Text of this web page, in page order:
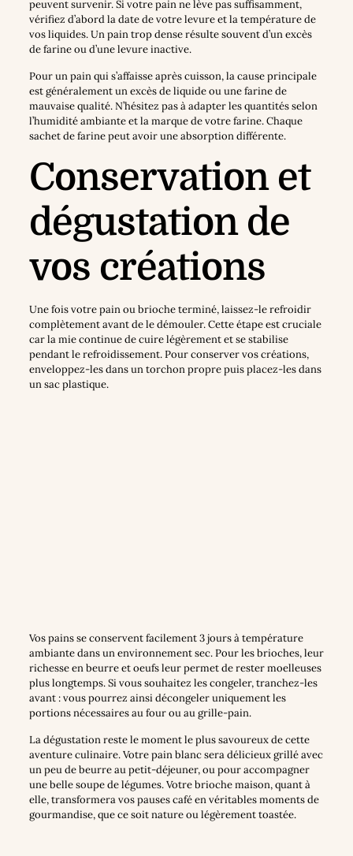
peuvent survenir. Si votre pain ne lève pas suffisamment,
vérifiez d’abord la date de votre levure et la température de
vos liquides. Un pain trop dense résulte souvent d’un excès
de farine ou d’une levure inactive.
Pour un pain qui s’affaisse après cuisson, la cause principale
est généralement un excès de liquide ou une farine de
mauvaise qualité. N’hésitez pas à adapter les quantités selon
l’humidité ambiante et la marque de votre farine. Chaque
sachet de farine peut avoir une absorption différente.
Conservation et
dégustation de
vos créations
Une fois votre pain ou brioche terminé, laissez-le refroidir
complètement avant de le démouler. Cette étape est cruciale
car la mie continue de cuire légèrement et se stabilise
pendant le refroidissement. Pour conserver vos créations,
enveloppez-les dans un torchon propre puis placez-les dans
un sac plastique.
Vos pains se conservent facilement 3 jours à température
ambiante dans un environnement sec. Pour les brioches, leur
richesse en beurre et oeufs leur permet de rester moelleuses
plus longtemps. Si vous souhaitez les congeler, tranchez-les
avant : vous pourrez ainsi décongeler uniquement les
portions nécessaires au four ou au grille-pain.
La dégustation reste le moment le plus savoureux de cette
aventure culinaire. Votre pain blanc sera délicieux grillé avec
un peu de beurre au petit-déjeuner, ou pour accompagner
une belle soupe de légumes. Votre brioche maison, quant à
elle, transformera vos pauses café en véritables moments de
gourmandise, que ce soit nature ou légèrement toastée.